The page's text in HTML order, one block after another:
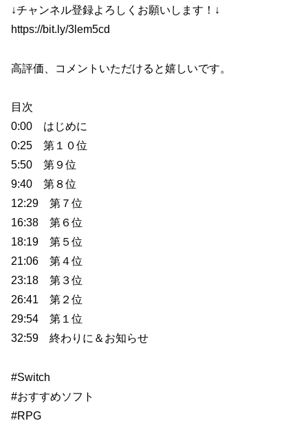
↓チャンネル登録よろしくお願いします！↓
https://bit.ly/3lem5cd
高評価、コメントいただけると嬉しいです。
目次
0:00 はじめに
0:25 第１０位
5:50 第９位
9:40 第８位
12:29 第７位
16:38 第６位
18:19 第５位
21:06 第４位
23:18 第３位
26:41 第２位
29:54 第１位
32:59 終わりに＆お知らせ
#Switch
#おすすめソフト
#RPG